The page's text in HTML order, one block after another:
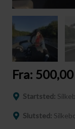
Fra: 500,00
Startsted:
Slutsted: